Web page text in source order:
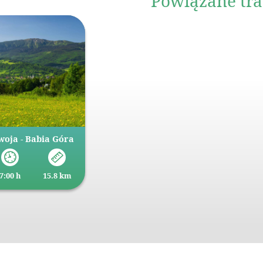
- Babia Góra
h 15.8 km